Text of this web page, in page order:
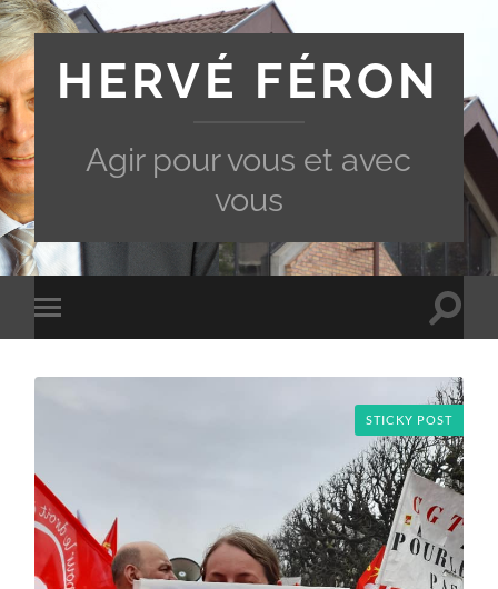
HERVÉ FÉRON
Agir pour vous et avec
vous
Toggle
mobile
Toggle
STICKY POST